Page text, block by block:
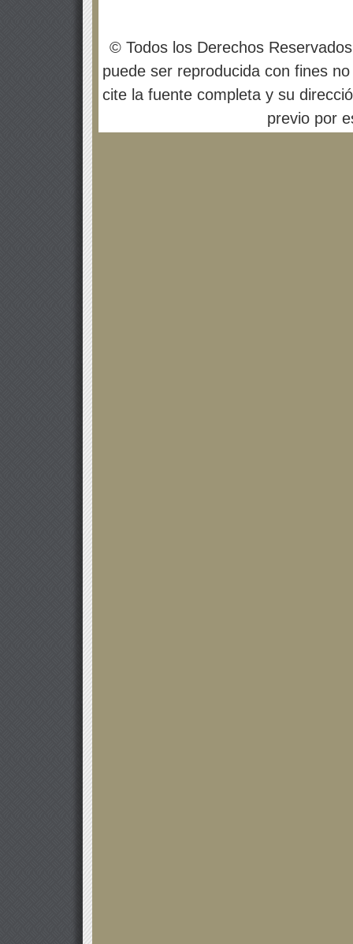
© Todos los Derechos
puede ser reproducida con fines
cite la fuente completa y su
previo por